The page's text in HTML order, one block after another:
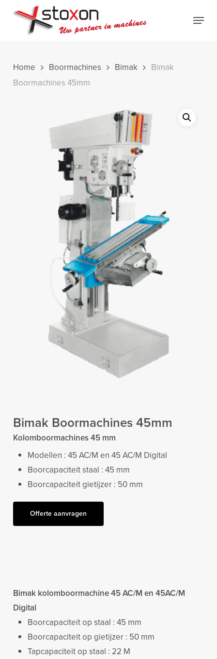
Menu
Home Boormachines Bimak
Bimak
Boormachines 45mm
Bimak Boormachines 45mm
Kolomboormachines 45 mm
Modellen : 45 AC/M en 45 AC/M Digital
Boorcapaciteit staal : 45 mm
Boorcapaciteit gietijzer : 50 mm
Offerte aanvragen
Bimak kolomboormachine 45 AC/M en 45AC/M
Digital
Boorcapaciteit op staal : 45 mm
Boorcapaciteit op gietijzer : 50 mm
Tapcapaciteit op staal : 22 M